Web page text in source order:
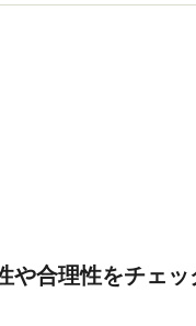
や合理性をチェ